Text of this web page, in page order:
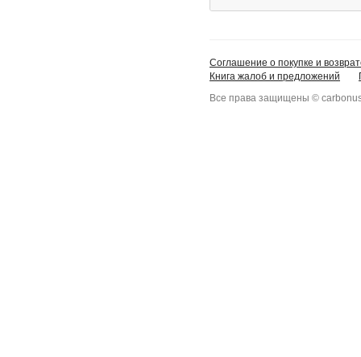
Соглашение о покупке и
Книга жалоб и предложений
Все права защищены ©